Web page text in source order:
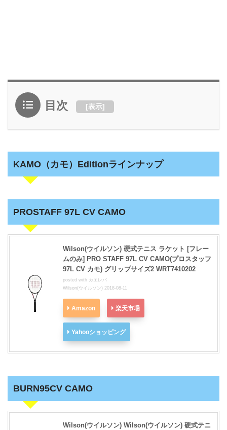
目次 [表示]
KAMO（カモ）Editionラインナップ
PROSTAFF 97L CV CAMO
Wilson(ウイルソン) 硬式テニス ラケット [フレー
ムのみ] PRO STAFF 97L CV CAMO(プロスタッフ
97L CV カモ) グリップサイズ2 WRT7410202
posted with カエレバ
Wilson(ウイルソン) 2018-08-11
Amazon 楽天市場
Yahooショッピング
BURN95CV CAMO
Wilson(ウイルソン) Wilson(ウイルソン) 硬式テニ